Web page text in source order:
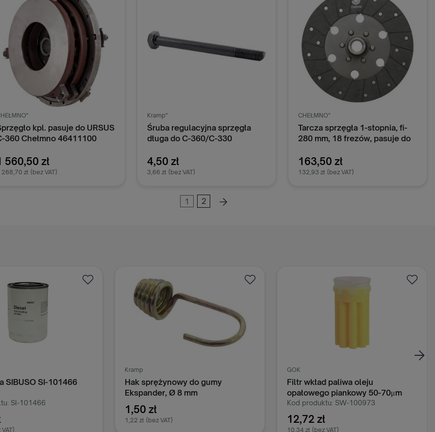
kpl. pasuje do URSUS
360 Chełmno 46411100
560,50 zł
268,70 zł (bez VAT)
Kramp"
Śruba regulacyjna sprzęgła
długa do C-360/C-330
4,50 zł
3,66 zł (bez VAT)
Dodaj do koszyka
CHEŁMNO"
Tarcza sprzęgła 1-stopnia, fi-
280 mm, 18 frezów, pasuje do
Chełmno
163,50 zł
132,93 zł (bez VAT)
1 2
SIBUSO SI-101466
SI-101466
Kramp
Hak sprężynowy do gumy
Ekspander, Ø 8 mm
1,50 zł
1,22 zł (bez VAT)
GOK
Filtr wkład paliwa oleju
opałowego piankowy 50-70μm
GOK
Kod produktu: SW-100973
12,72 zł
10,34 zł (bez VAT)